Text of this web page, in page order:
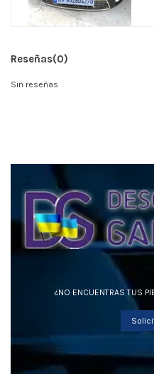
Reseñas(0)
Sin reseñas
¿NO ENCUENTRAS TUS